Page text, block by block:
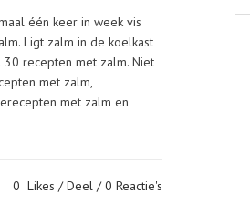
één keer in week vis
Ligt zalm in de koelkast
recepten met zalm. Niet
met zalm,
met zalm en
0 Likes Deel 0 Reactie's